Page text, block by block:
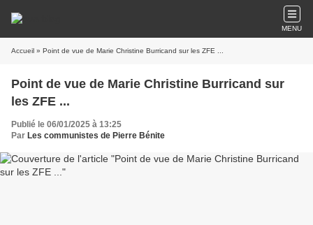
MENU
Accueil » Point de vue de Marie Christine Burricand sur les ZFE ...
Point de vue de Marie Christine Burricand sur
les ZFE ...
Publié le 06/01/2025 à 13:25
Par Les communistes de Pierre Bénite